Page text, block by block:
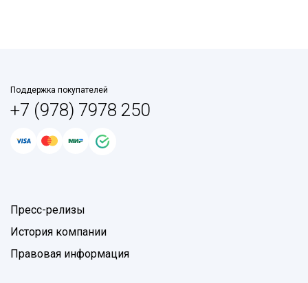
Поддержка покупателей
+7 (978) 7978 250
Пресс-релизы
История компании
Правовая информация